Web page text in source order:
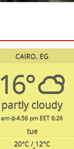
CAIRO, EG
16°
partly cloudy
6:26 am
4:56 pm EET
tue
20°C / 12°C